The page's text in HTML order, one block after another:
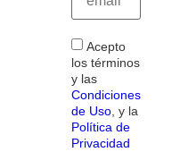
Acepto
los términos
y las
Condiciones
de Uso, y la
Política de
Privacidad